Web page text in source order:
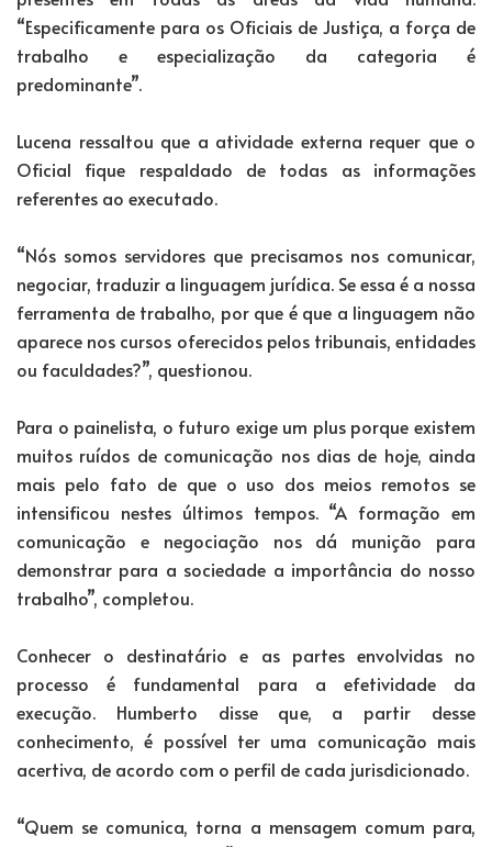
“Especificamente para os Oficiais de Justiça, a força de
trabalho e especialização da categoria é
predominante”.
Lucena ressaltou que a atividade externa requer que o
Oficial fique respaldado de todas as informações
referentes ao executado.
“Nós somos servidores que precisamos nos comunicar,
negociar, traduzir a linguagem jurídica. Se essa é a nossa
ferramenta de trabalho, por que é que a linguagem não
aparece nos cursos oferecidos pelos tribunais, entidades
ou faculdades?”, questionou.
Para o painelista, o futuro exige um plus porque existem
muitos ruídos de comunicação nos dias de hoje, ainda
mais pelo fato de que o uso dos meios remotos se
intensificou nestes últimos tempos. “A formação em
comunicação e negociação nos dá munição para
demonstrar para a sociedade a importância do nosso
trabalho”, completou.
Conhecer o destinatário e as partes envolvidas no
processo é fundamental para a efetividade da
execução. Humberto disse que, a partir desse
conhecimento, é possível ter uma comunicação mais
acertiva, de acordo com o perfil de cada jurisdicionado.
“Quem se comunica, torna a mensagem comum para,